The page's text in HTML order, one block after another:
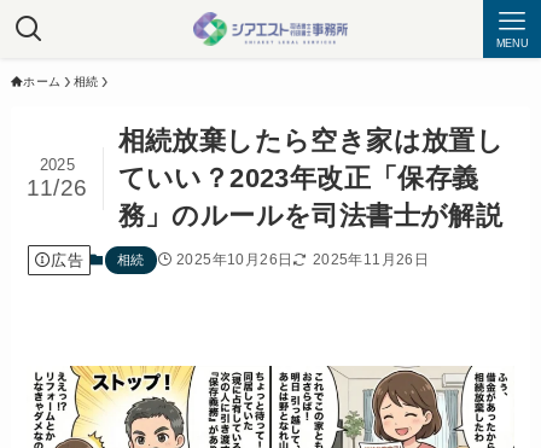
MENU
ホーム 相続
相続放棄したら空き家は放置し
ていい？2023年改正「保存義
務」のルールを司法書士が解説
2025
11/26
広告 相続 2025年10月26日 2025年11月26日